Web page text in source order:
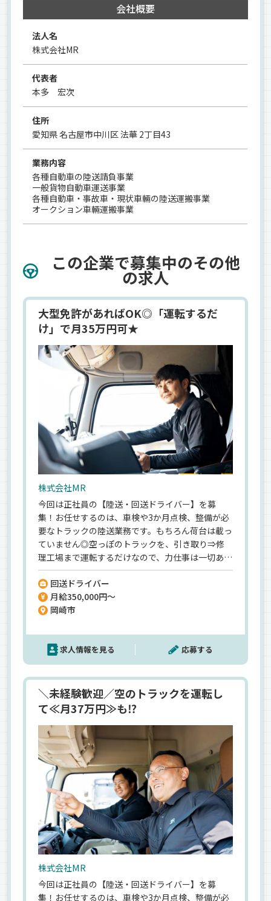
会社概要
法人名
株式会社MR
代表者
本多 宏次
住所
愛知県 名古屋市中川区 法華 2丁目43
業務内容
各種自動車の陸送請負事業
一般貨物自動車運送事業
各種自動車・事故車・現状車輛の陸送運搬事業
オークション車輛運搬事業
この企業で募集中のその他
の求人
大型免許があればOK◎「運転するだ
け」で月35万円可★
株式会社MR
今回は正社員の【陸送・回送ドライバー】を募
集！お任せするのは、車検や3か月点検、整備が必
要なトラックの陸送業務です。もちろん荷台は載っ
ていません◎空っぽのトラックを、引き取り⇒修
理工場まで運転するだけなので、力仕事は一切あり
ません★だからこそ…ドライバーとしての経験は
不問！荷物を運ぶ”配送”ではなく、トラックを運
転して移動させる”回送”なので、安全に運転にでき
る方なら未経験でも大歓迎です◎＼月給35万円も
安定した収入も叶えられているんです！面接はカ
フェ集合！ラフな雰囲気なので話しやすい♪
回送ドライバー
月給350,000円～
岡崎市
求人情報を見る 応募する
＼未経験歓迎／空のトラックを運転し
て≪月37万円≫も⁉
株式会社MR
今回は正社員の【陸送・回送ドライバー】を募
集！お任せするのは、車検や3か月点検、整備が必